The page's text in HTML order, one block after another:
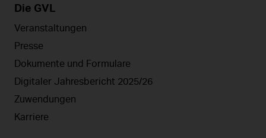
Die GVL
Veranstaltungen
Presse
Dokumente und Formulare
Digitaler Jahresbericht 2025/26
Zuwendungen
Karriere